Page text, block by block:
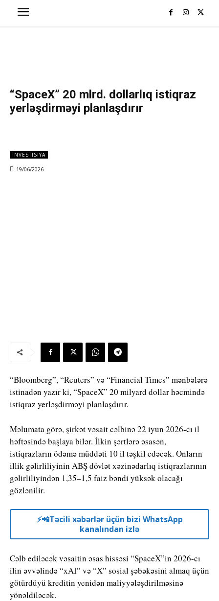
“SpaceX” 20 mlrd. dollarlıq istiqraz
yerləşdirməyi planlaşdırır
İNVESTISIYA
19/06/2026
“Bloomberg”, “Reuters” və “Financial Times” mənbələrə
istinadən yazır ki, “SpaceX” 20 milyard dollar həcmində
istiqraz yerləşdirməyi planlaşdırır.
Məlumata görə, şirkət vəsait cəlbinə 22 iyun 2026-cı il
həftəsində başlaya bilər. İlkin şərtlərə əsasən,
istiqrazların ödəmə müddəti 10 il təşkil edəcək. Onların
illik gəlirliliyinin ABŞ dövlət xəzinədarlıq istiqrazlarının
gəlirliliyindən 1,35–1,5 faiz bəndi yüksək olacağı
gözlənilir.
⚡️📲Təcili xəbərlər üçün bizi WhatsApp
kanalından izlə
Cəlb ediləcək vəsaitin əsas hissəsi “SpaceX”in 2026-cı
ilin əvvəlində “xAI” və “X” sosial şəbəkəsini almaq üçün
götürdüyü kreditin yenidən maliyyələşdirilməsinə
yönəldiləcək.